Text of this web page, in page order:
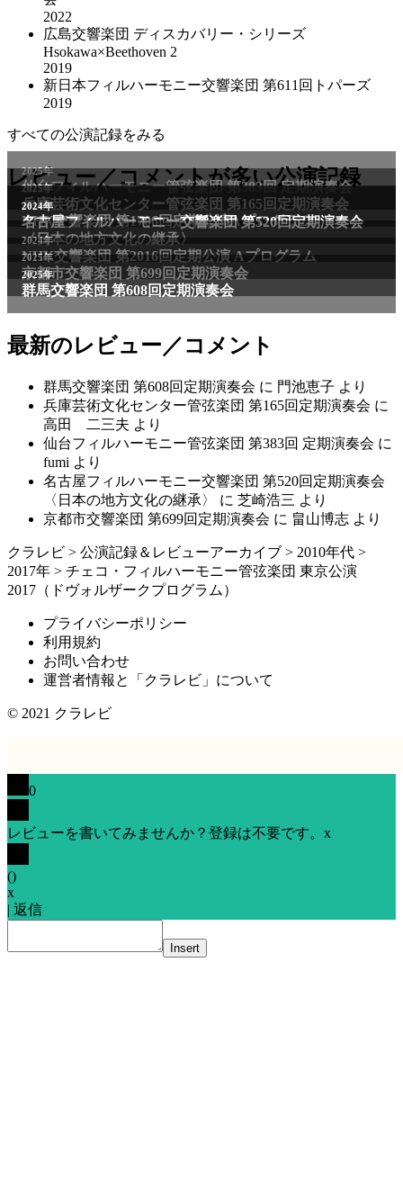
2022
広島交響楽団 ディスカバリー・シリーズ
Hsokawa×Beethoven 2
2019
新日本フィルハーモニー交響楽団 第611回トパーズ
2019
すべての公演記録をみる
レビュー／コメントが多い公演記録
2025年
仙台フィルハーモニー管弦楽団 第383回 定期演奏会
2025年
兵庫芸術文化センター管弦楽団 第165回定期演奏会
2011年
NHK交響楽団 第1706回定期公演Aプログラム
2024年
名古屋フィルハーモニー交響楽団 第520回定期演奏会
〈日本の地方文化の継承〉
2024年
NHK交響楽団 第2016回定期公演 Aプログラム
2025年
京都市交響楽団 第699回定期演奏会
2025年
群馬交響楽団 第608回定期演奏会
最新のレビュー／コメント
群馬交響楽団 第608回定期演奏会 に 門池恵子 より
兵庫芸術文化センター管弦楽団 第165回定期演奏会 に
高田 二三夫 より
仙台フィルハーモニー管弦楽団 第383回 定期演奏会 に
fumi より
名古屋フィルハーモニー交響楽団 第520回定期演奏会
〈日本の地方文化の継承〉
に 芝崎浩三 より
京都市交響楽団 第699回定期演奏会 に 畠山博志 より
クラレビ > 公演記録＆レビューアーカイブ > 2010年代 >
2017年 > チェコ・フィルハーモニー管弦楽団 東京公演
2017（ドヴォルザークプログラム）
プライバシーポリシー
利用規約
お問い合わせ
運営者情報と「クラレビ」について
© 2021 クラレビ
0
レビューを書いてみませんか？登録は不要です。 x
()
x
| 返信
Insert